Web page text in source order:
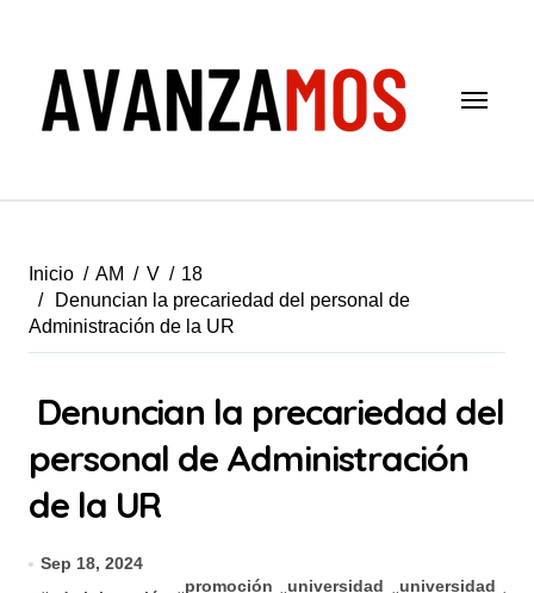
Inicio AM V
18
Denuncian la precariedad del personal de
Administración de la UR
Denuncian la precariedad del
personal de Administración
de la UR
Sep 18, 2024
promoción
universidad
universidad